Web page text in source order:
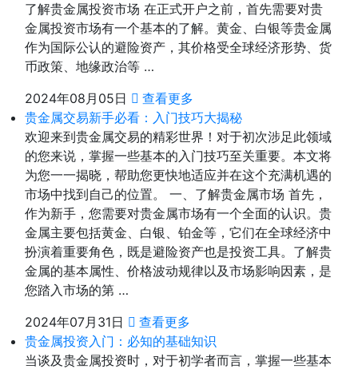
了解贵金属投资市场 在正式开户之前，首先需要对贵
金属投资市场有一个基本的了解。黄金、白银等贵金属
作为国际公认的避险资产，其价格受全球经济形势、货
币政策、地缘政治等 …
2024年08月05日
查看更多
贵金属交易新手必看：入门技巧大揭秘
欢迎来到贵金属交易的精彩世界！对于初次涉足此领域
的您来说，掌握一些基本的入门技巧至关重要。本文将
为您一一揭晓，帮助您更快地适应并在这个充满机遇的
市场中找到自己的位置。 一、了解贵金属市场 首先，
作为新手，您需要对贵金属市场有一个全面的认识。贵
金属主要包括黄金、白银、铂金等，它们在全球经济中
扮演着重要角色，既是避险资产也是投资工具。了解贵
金属的基本属性、价格波动规律以及市场影响因素，是
您踏入市场的第 …
2024年07月31日
查看更多
贵金属投资入门：必知的基础知识
当谈及贵金属投资时，对于初学者而言，掌握一些基本